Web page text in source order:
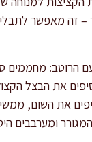
זה מאפשר
את השום,
ומערבבים